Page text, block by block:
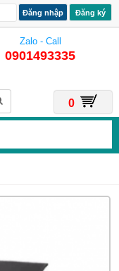
Đăng ký
Zalo - Call
0901493335
0